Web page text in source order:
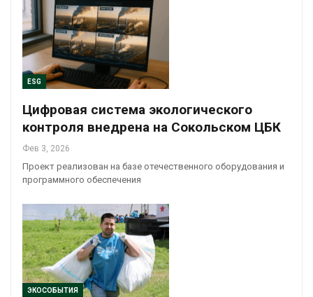
ESG
Цифровая система экологического
контроля внедрена на Сокольском ЦБК
Фев 3, 2026
Проект реализован на базе отечественного оборудования и
программного обеспечения
ЭКОСОБЫТИЯ